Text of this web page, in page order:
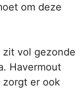
om deze
vol gezonde
Havermout
er ook